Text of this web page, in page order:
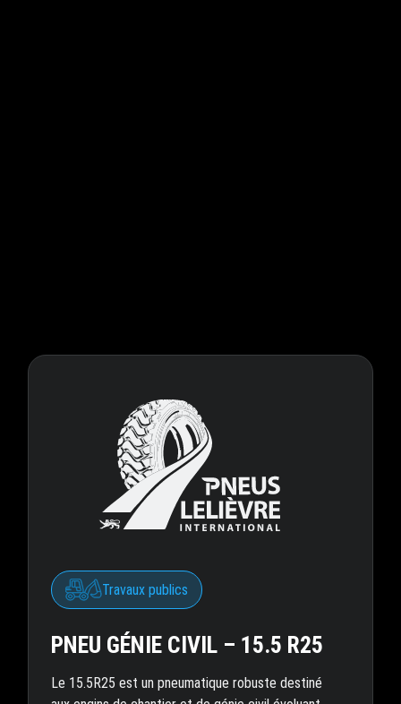
Travaux publics
PNEU GÉNIE CIVIL – 15.5 R25
Le 15.5R25 est un pneumatique robuste destiné